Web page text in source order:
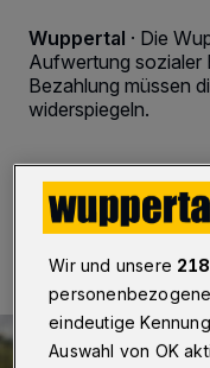
Wuppertal · Die
Aufwertung sozialer
Bezahlung müssen
widerspiegeln.
30.04.2021 , 10:00 Uhr
Wir und unsere 218
eindeutige
Auswahl von OK